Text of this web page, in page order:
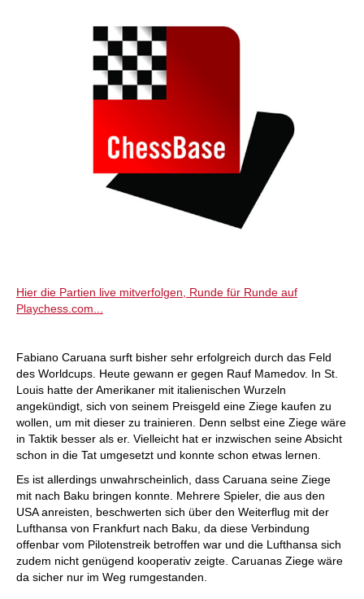
Hier die Partien live mitverfolgen, Runde für Runde auf
Playchess.com...
Fabiano Caruana surft bisher sehr erfolgreich durch das Feld
des Worldcups. Heute gewann er gegen Rauf Mamedov. In St.
Louis hatte der Amerikaner mit italienischen Wurzeln
angekündigt, sich von seinem Preisgeld eine Ziege kaufen zu
wollen, um mit dieser zu trainieren. Denn selbst eine Ziege wäre
in Taktik besser als er. Vielleicht hat er inzwischen seine Absicht
schon in die Tat umgesetzt und konnte schon etwas lernen.
Es ist allerdings unwahrscheinlich, dass Caruana seine Ziege
mit nach Baku bringen konnte. Mehrere Spieler, die aus den
USA anreisten, beschwerten sich über den Weiterflug mit der
Lufthansa von Frankfurt nach Baku, da diese Verbindung
offenbar vom Pilotenstreik betroffen war und die Lufthansa sich
zudem nicht genügend kooperativ zeigte. Caruanas Ziege wäre
da sicher nur im Weg rumgestanden.